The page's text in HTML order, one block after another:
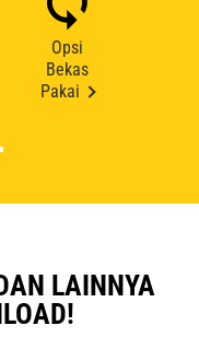
Opsi
Bekas
Pakai
LAINNYA